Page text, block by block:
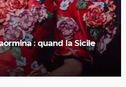
: quand la Sicile